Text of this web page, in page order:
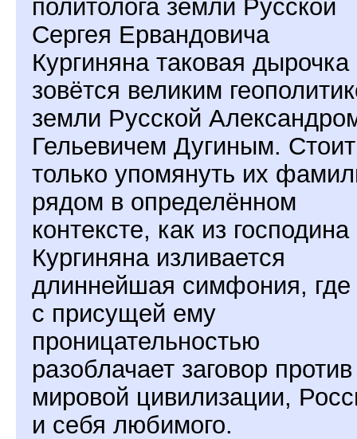
политолога земли Русской
Сергея Ервандовича
Кургиняна таковая дырочка
зовётся великим
земли Русской
Гельевичем Дугиным. Стоит
только упомянуть их
рядом в определённом
контексте, как из господина
Кургиняна изливается
длиннейшая симфония, где
с присущей ему
проницательностью
разоблачает заговор против
мировой цивилизации,
и себя любимого.